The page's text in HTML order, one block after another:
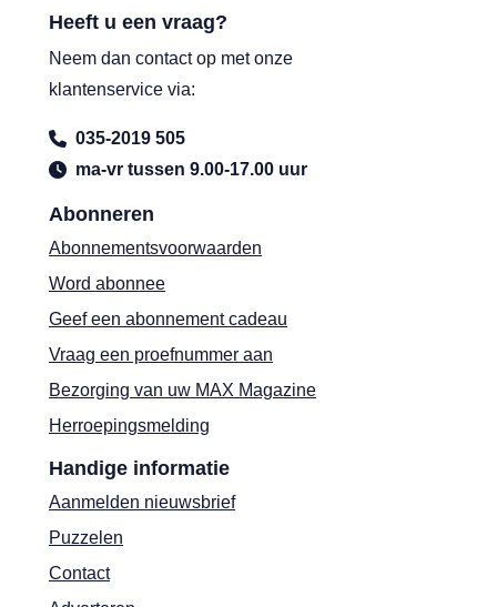
Abonneren
Abonnementsvoorwaarden
Word abonnee
Geef een abonnement cadeau
Vraag een proefnummer aan
Bezorging van uw MAX Magazine
Herroepingsmelding
Handige informatie
Aanmelden nieuwsbrief
Puzzelen
Contact
Heeft u een vraag?
Neem dan contact op met onze
klantenservice via:
035-2019 505
ma-vr tussen 9.00-17.00 uur